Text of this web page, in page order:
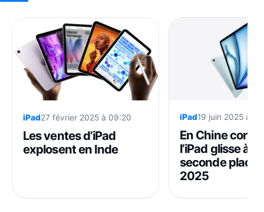
iPad27 février 2025 à 09:20
Les ventes d’iPad
explosent en Inde
iPad19 juin 2025 à
En Chine
l’iPad glisse à la
seconde place
2025